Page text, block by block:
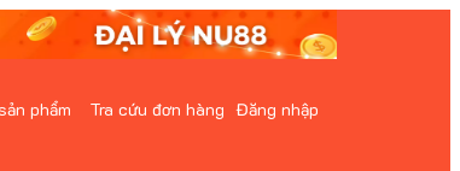
phẩm Tra cứu đơn hàng Đăng nhập